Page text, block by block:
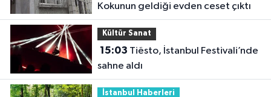
Kokunun geldiği evden ceset çıktı
Kültür Sanat
15:03
sahne aldı
İstanbul Haberleri